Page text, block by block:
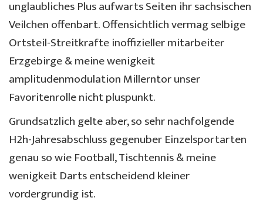
unglaubliches Plus aufwarts Seiten ihr sachsischen
Veilchen offenbart. Offensichtlich vermag selbige
Ortsteil-Streitkrafte inoffizieller mitarbeiter
Erzgebirge & meine wenigkeit
amplitudenmodulation Millerntor unser
Favoritenrolle nicht pluspunkt.
Grundsatzlich gelte aber, so sehr nachfolgende
H2h-Jahresabschluss gegenuber Einzelsportarten
genau so wie Football, Tischtennis & meine
wenigkeit Darts entscheidend kleiner
vordergrundig ist.